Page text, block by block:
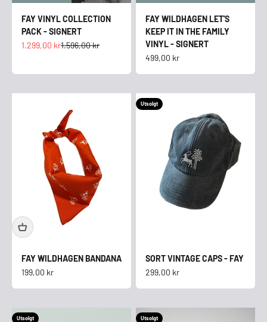
FAY VINYL COLLECTION
PACK - SIGNERT
Salgspris
1.299,00 krNormalpris
1.596,00 kr
FAY WILDHAGEN LET'S
KEEP IT IN THE FAMILY
VINYL - SIGNERT
Salgspris
499,00 kr
FAY WILDHAGEN BANDANA
Salgspris
199,00 kr
Utsolgt
SORT VINTAGE CAPS - FAY
Salgspris
299,00 kr
Utsolgt Utsolgt